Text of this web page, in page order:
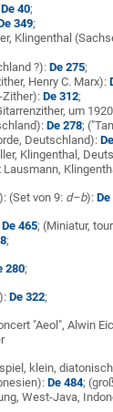
De 40;
349;
Klingenthal
?):De 275;
Henry C. Marx):
Zither):De 312;
um
De 278;
Deutschland):
Klingenthal,
Lausmann,
(Set von 9: d–b):
De 465; (Miniatur,
;
280;
De 322;
"Aeol", Alwin
klein,
De 484;
West-Java,